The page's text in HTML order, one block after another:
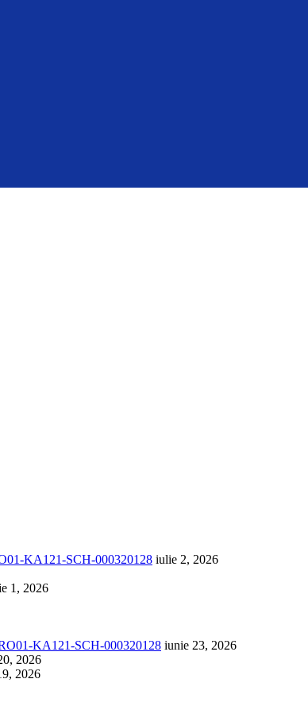
KA121-SCH-000320128 iulie 2, 2026
1, 2026
KA121-SCH-000320128 iunie 23, 2026
2026
2026